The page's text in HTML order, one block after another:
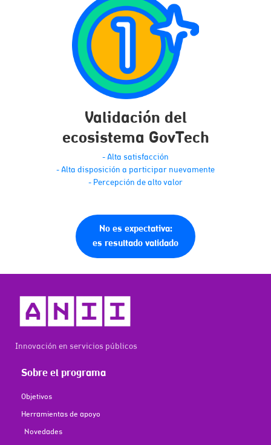
Validación del
ecosistema GovTech
- Alta satisfacción
- Alta disposición a participar nuevamente
- Percepción de alto valor
No es expectativa:
es resultado validado
Innovación en servicios públicos
Sobre el programa
Objetivos
Herramientas de apoyo
Novedades